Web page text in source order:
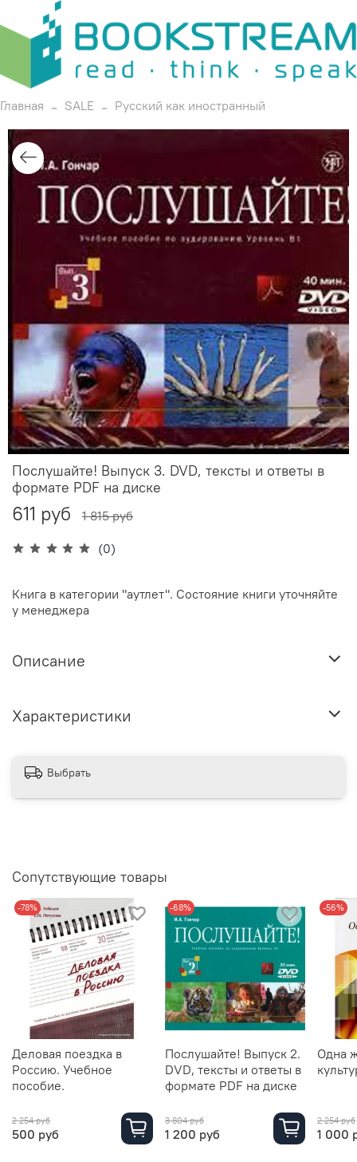
Главная SALE Русский как иностранный
(0)
Послушайте! Выпуск 3. DVD, тексты и ответы в
формате PDF на диске
611 руб 1 815 руб
Книга в категории "аутлет". Состояние книги уточняйте
у менеджера
Описание
Характеристики
Выбрать
Сопутствующие товары
-78%
Деловая поездка в
Россию. Учебное
пособие.
2 254 руб
500 руб
-68%
Послушайте! Выпуск 2.
DVD, тексты и ответы в
формате PDF на диске
3 804 руб
1 200 руб
-56%
Одна
2 254 руб
1 000